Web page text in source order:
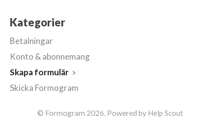
Kategorier
Betalningar
Konto & abonnemang
Skapa formulär
Skicka Formogram
© Formogram 2026. Powered by Help Scout